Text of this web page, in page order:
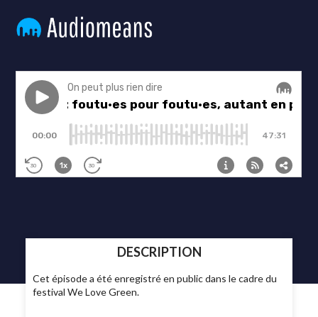
DESCRIPTION
Cet épisode a été enregistré en public dans le cadre du
festival We Love Green.